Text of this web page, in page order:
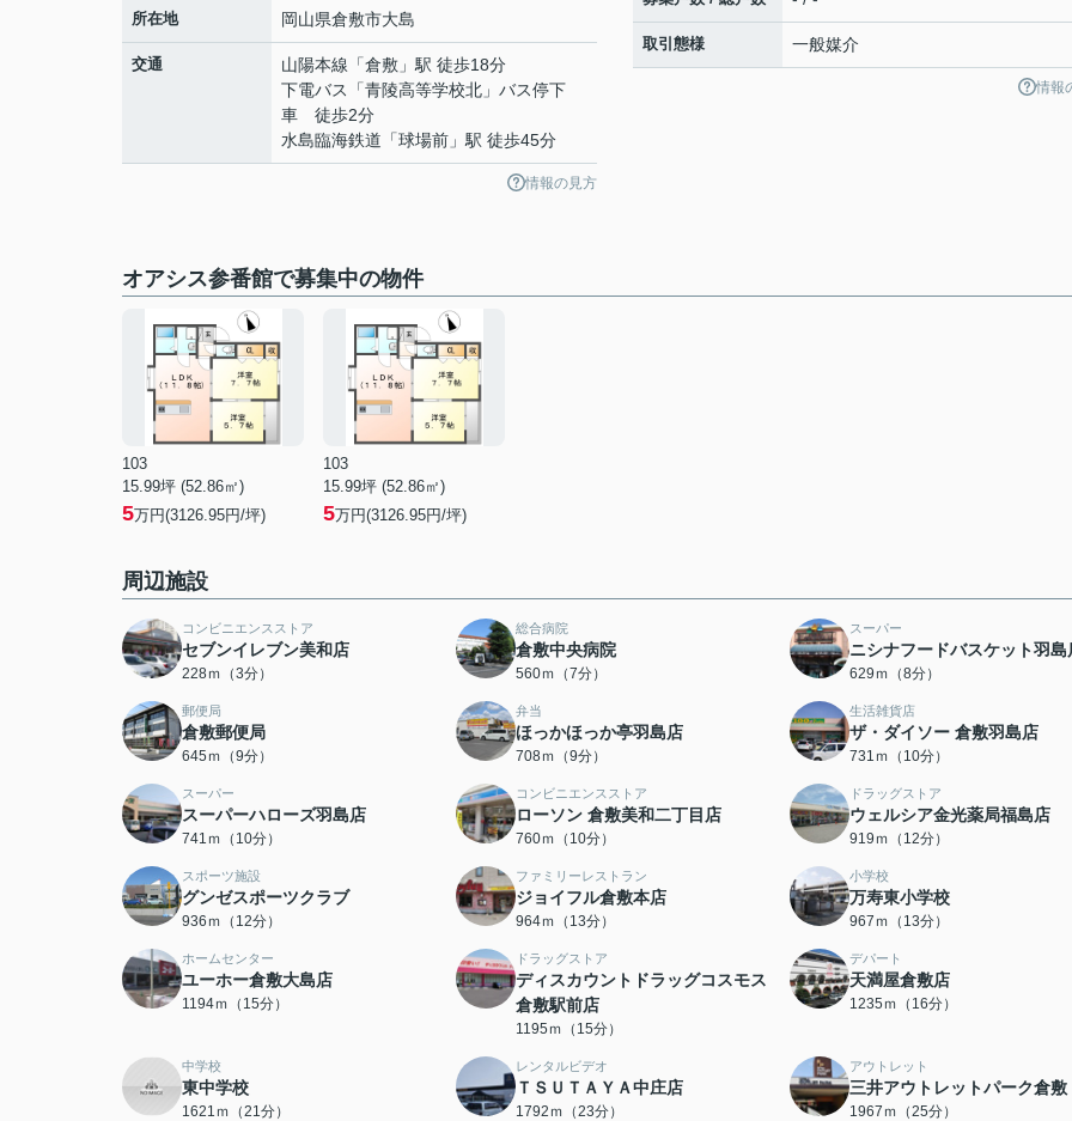
所在地 岡山県倉敷市大島
交通 山陽本線 「倉敷 」駅 徒歩18分
下電バス「青陵高等学校北」バス停下
車 徒歩2分
水島臨海鉄道 「球場前 」駅 徒歩45分
情報の見方
取引態様 一般媒介
情報
オアシス参番館で募集中の物件
103
15.99坪 (52.86㎡)
5万円(3126.95円/坪)
103
15.99坪 (52.86㎡)
5万円(3126.95円/坪)
周辺施設
コンビニエンスストア
セブンイレブン美和店
228ｍ（3分）
総合病院
倉敷中央病院
560ｍ（7分）
スーパー
ニシナフードバスケット羽島
629ｍ（8分）
郵便局
倉敷郵便局
645ｍ（9分）
弁当
ほっかほっか亭羽島店
708ｍ（9分）
生活雑貨店
ザ・ダイソー 倉敷羽島店
731ｍ（10分）
スーパー
スーパーハローズ羽島店
741ｍ（10分）
コンビニエンスストア
ローソン 倉敷美和二丁目店
760ｍ（10分）
ドラッグストア
ウェルシア金光薬局福島店
919ｍ（12分）
スポーツ施設
グンゼスポーツクラブ
936ｍ（12分）
ファミリーレストラン
ジョイフル倉敷本店
964ｍ（13分）
小学校
万寿東小学校
967ｍ（13分）
ホームセンター
ユーホー倉敷大島店
1194ｍ（15分）
ドラッグストア
ディスカウントドラッグコスモス
倉敷駅前店
1195ｍ（15分）
デパート
天満屋倉敷店
1235ｍ（16分）
中学校
東中学校
1621ｍ（21分）
レンタルビデオ
ＴＳＵＴＡＹＡ中庄店
1792ｍ（23分）
アウトレット
三井アウトレットパーク倉敷
1967ｍ（25分）